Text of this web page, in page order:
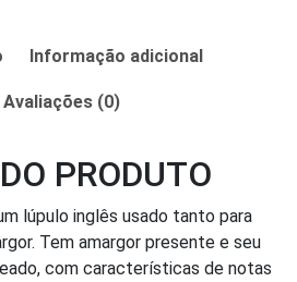
Informação adicional
Avaliações (0)
PRODUTO
lúpulo inglês usado tanto para
Tem amargor presente e seu
com características de notas